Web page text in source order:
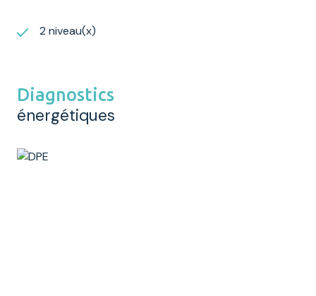
2 niveau(x)
Diagnostics
énergétiques